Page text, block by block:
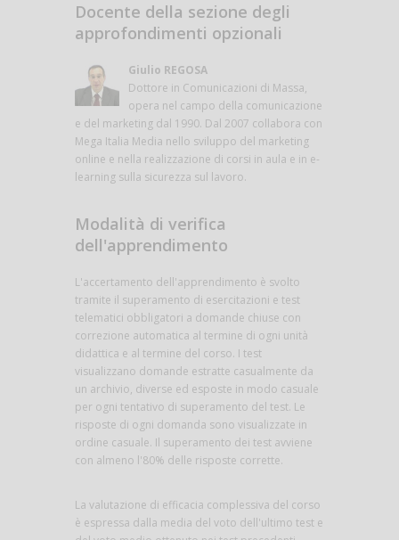
Docente della sezione degli
approfondimenti opzionali
Giulio REGOSA
Dottore in Comunicazioni di Massa,
opera nel campo della comunicazione
e del marketing dal 1990. Dal 2007 collabora con
Mega Italia Media nello sviluppo del marketing
online e nella realizzazione di corsi in aula e in e-
learning sulla sicurezza sul lavoro.
Modalità di verifica
dell'apprendimento
L'accertamento dell'apprendimento è svolto
tramite il superamento di esercitazioni e test
telematici obbligatori a domande chiuse con
correzione automatica al termine di ogni unità
didattica e al termine del corso. I test
visualizzano domande estratte casualmente da
un archivio, diverse ed esposte in modo casuale
per ogni tentativo di superamento del test. Le
risposte di ogni domanda sono visualizzate in
ordine casuale. Il superamento dei test avviene
con almeno l'80% delle risposte corrette.
La valutazione di efficacia complessiva del corso
è espressa dalla media del voto dell'ultimo test e